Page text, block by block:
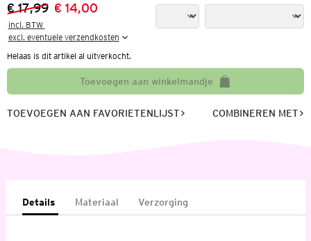
Vorige prijs:
€ 17,99
Nieuwe prijs:
€ 14,00
incl. BTW
excl. eventuele verzendkosten
Helaas is dit artikel al uitverkocht.
Toevoegen aan winkelmandje
TOEVOEGEN AAN FAVORIETENLIJST COMBINEREN MET
Details Materiaal Verzorging